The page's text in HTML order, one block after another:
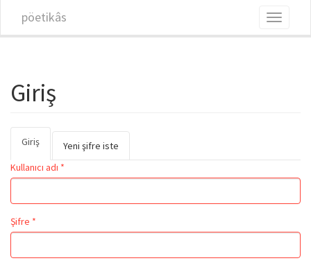
pöetikâs
Toggle
Giriş
Birincil sekmeler
Giriş
Yeni şifre iste
Kullanıcı adı *
Şifre *